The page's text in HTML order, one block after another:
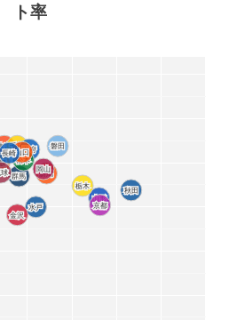
ト率
秋田
秋田
山形
山形
水戸
水戸
栃木
栃木
群馬
群馬
宮
宮千葉
千葉甲府
甲府
松本
松本
新潟
新潟
金沢
金沢
磐田
磐田
京都
京都
岡山
岡山
山口
山口
長崎
長崎
球
球